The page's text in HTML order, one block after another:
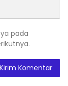
pada